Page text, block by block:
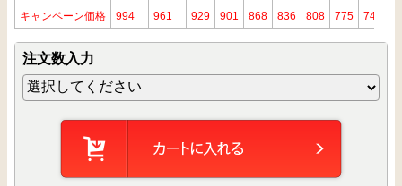
キャンペーン価格
994 961 929 901 868 836 808 775 744
注文数入力